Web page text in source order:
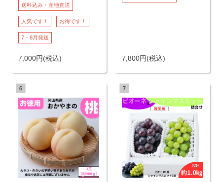
送料込み・産地直送
人気です！ お得です！
7・8月発送
7,000円(税込) 7,800円(税込)